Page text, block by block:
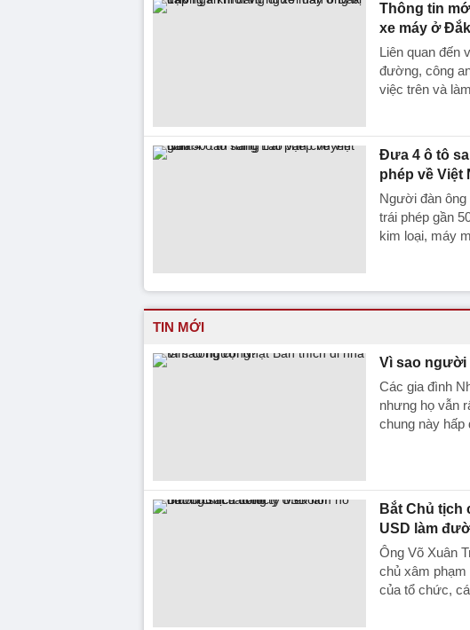
Thông tin
xe máy ở
Liên quan đến
đường, công
việc trên và
Đưa 4 ô tô
phép về Việt
Người đàn ông
trái phép gần
kim loại, máy
TIN MỚI
Vì sao người
Các gia đình
nhưng họ vẫn
chung này hấp
Bắt Chủ tịch
USD làm
Ông Võ Xuân
chủ xâm
của tổ chức, cá